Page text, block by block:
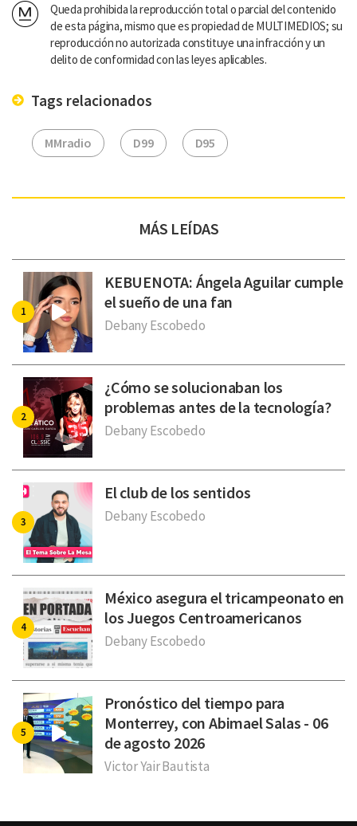
Queda prohibida la reproducción total o parcial del contenido
de esta página, mismo que es propiedad de MULTIMEDIOS; su
reproducción no autorizada constituye una infracción y un
delito de conformidad con las leyes aplicables.
Tags relacionados
MMradio D99 D95
MÁS LEÍDAS
KEBUENOTA: Ángela Aguilar cumple
el sueño de una fan
Debany Escobedo
¿Cómo se solucionaban los
problemas antes de la tecnología?
Debany Escobedo
El club de los sentidos
Debany Escobedo
México asegura el tricampeonato en
los Juegos Centroamericanos
Debany Escobedo
Pronóstico del tiempo para
Monterrey, con Abimael Salas - 06
de agosto 2026
Victor Yair Bautista